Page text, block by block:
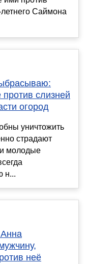
Саймона
слизней
огород
уничтожить
страдают
и молодые
н...
неё